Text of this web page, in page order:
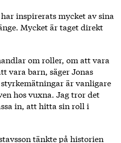
inspirerats mycket av sina
Mycket är taget direkt
om roller, om att vara
vara barn, säger Jonas
är vanligare
hos vuxna. Jag tror det
in, att hitta sin roll i
tänkte på historien